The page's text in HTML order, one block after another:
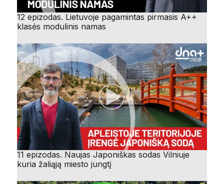
12 epizodas. Lietuvoje pagamintas pirmasis A++
klasės modulinis namas
11 epizodas. Naujas Japoniškas sodas Vilniuje
kuria žaliąją miesto jungtį